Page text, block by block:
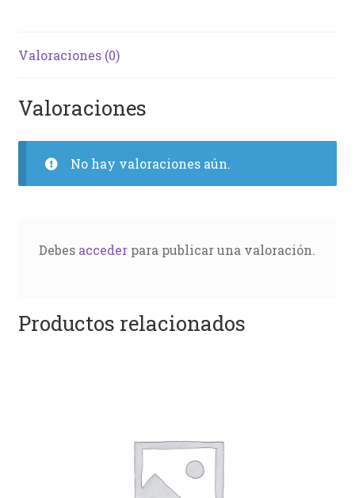
Valoraciones (0)
Valoraciones
No hay valoraciones aún.
Debes accederpara publicar una valoración.
Productos relacionados